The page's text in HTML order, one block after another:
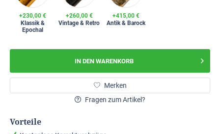
+230,00 €
Klassik &
Epochal
+260,00 €
Vintage & Retro
+415,00 €
Antik & Barock
IN DEN WARENKORB
Merken
Fragen zum Artikel?
Vorteile